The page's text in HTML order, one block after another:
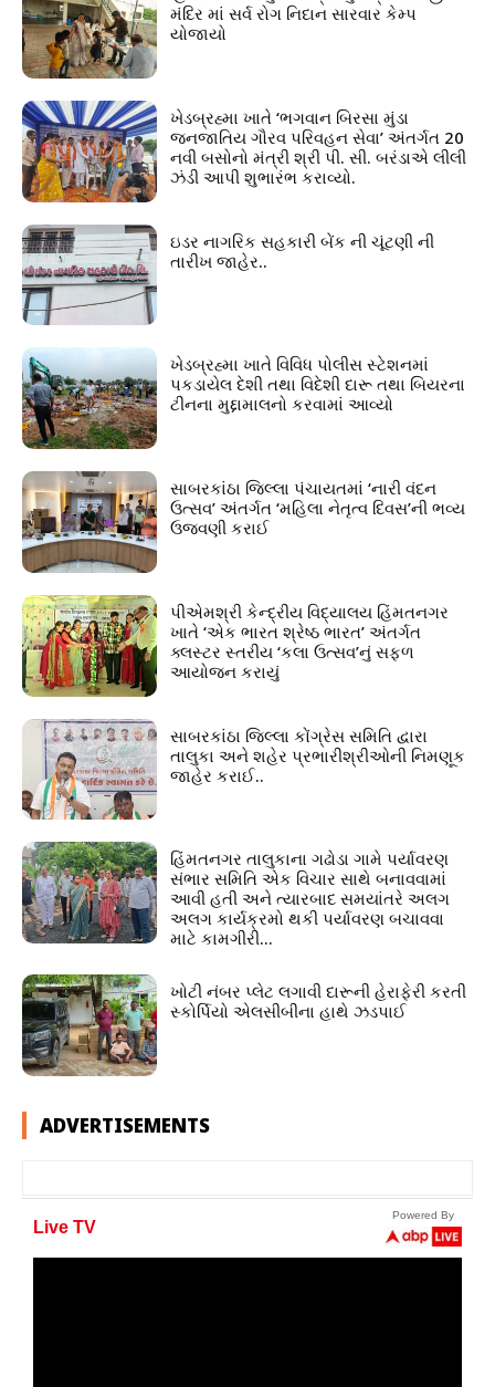
મંદિર માં સર્વ રોગ નિદાન સારવાર કેમ્પ
યોજાયો
ખેડબ્રહ્મા ખાતે ‘ભગવાન બિરસા મુંડા
જનજાતિય ગૌરવ પરિવહન સેવા’ અંતર્ગત 20
નવી બસોનો મંત્રી શ્રી પી. સી. બરંડાએ લીલી
ઝંડી આપી શુભારંભ કરાવ્યો.
ઇડર નાગરિક સહકારી બેંક ની ચૂંટણી ની
તારીખ જાહેર..
ખેડબ્રહ્મા ખાતે વિવિધ પોલીસ સ્ટેશનમાં
પકડાયેલ દેશી તથા વિદેશી દારૂ તથા બિયરના
ટીનના મુદ્દામાલનો કરવામાં આવ્યો
સાબરકાંઠા જિલ્લા પંચાયતમાં ‘નારી વંદન
ઉત્સવ’ અંતર્ગત ‘મહિલા નેતૃત્વ દિવસ’ની ભવ્ય
ઉજવણી કરાઈ
પીએમશ્રી કેન્દ્રીય વિદ્યાલય હિંમતનગર
ખાતે ‘એક ભારત શ્રેષ્ઠ ભારત’ અંતર્ગત
ક્લસ્ટર સ્તરીય ‘કલા ઉત્સવ’નું સફળ
આયોજન કરાયું
સાબરકાંઠા જિલ્લા કોંગ્રેસ સમિતિ દ્વારા
તાલુકા અને શહેર પ્રભારીશ્રીઓની નિમણૂક
જાહેર કરાઈ..
હિંમતનગર તાલુકાના ગઢોડા ગામે પર્યાવરણ
સંભાર સમિતિ એક વિચાર સાથે બનાવવામાં
આવી હતી અને ત્યારબાદ સમયાંતરે અલગ
અલગ કાર્યક્રમો થકી પર્યાવરણ બચાવવા
માટે કામગીરી...
ખોટી નંબર પ્લેટ લગાવી દારૂની હેરાફેરી કરતી
સ્કોર્પિયો એલસીબીના હાથે ઝડપાઈ
ADVERTISEMENTS